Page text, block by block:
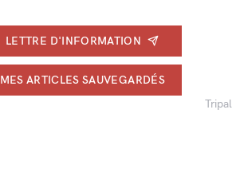
LETTRE D'INFORMATION
MES ARTICLES SAUVEGARDÉS